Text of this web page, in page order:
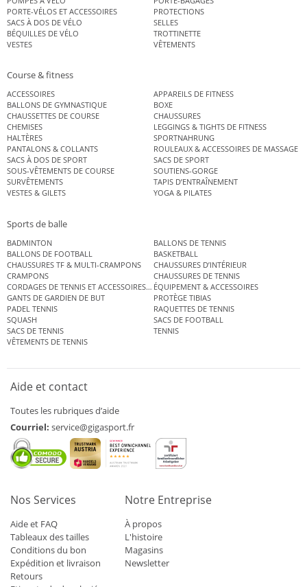
PORTE-VÉLOS ET ACCESSOIRES
PROTECTIONS
SACS À DOS DE VÉLO
SELLES
BÉQUILLES DE VÉLO
TROTTINETTE
VESTES
VÊTEMENTS
Course & fitness
ACCESSOIRES
APPAREILS DE FITNESS
BALLONS DE GYMNASTIQUE
BOXE
CHAUSSETTES DE COURSE
CHAUSSURES
CHEMISES
LEGGINGS & TIGHTS DE FITNESS
HALTÈRES
SPORTNAHRUNG
PANTALONS & COLLANTS
ROULEAUX & ACCESSOIRES DE MASSAGE
SACS À DOS DE SPORT
SACS DE SPORT
SOUS-VÊTEMENTS DE COURSE
SOUTIENS-GORGE
SURVÊTEMENTS
TAPIS D’ENTRAÎNEMENT
VESTES & GILETS
YOGA & PILATES
Sports de balle
BADMINTON
BALLONS DE TENNIS
BALLONS DE FOOTBALL
BASKETBALL
CHAUSSURES TF & MULTI-CRAMPONS
CHAUSSURES D’INTÉRIEUR
CRAMPONS
CHAUSSURES DE TENNIS
CORDAGES DE TENNIS ET ACCESSOIRES DE TENNISÉQUIPEMENT & ACCESSOIRES
GANTS DE GARDIEN DE BUT
PROTÈGE TIBIAS
PADEL TENNIS
RAQUETTES DE TENNIS
SQUASH
SACS DE FOOTBALL
SACS DE TENNIS
TENNIS
VÊTEMENTS DE TENNIS
Aide et contact
Toutes les rubriques d’aide
Courriel: service@gigasport.fr
Nos Services
Aide et FAQ
Tableaux des tailles
Conditions du bon
Expédition et livraison
Retours
Notre Entreprise
À propos
L'histoire
Magasins
Newsletter